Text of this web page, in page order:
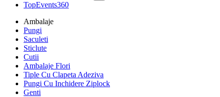
TopEvents360
Ambalaje
Pungi
Saculeti
Sticlute
Cutii
Ambalaje Flori
Tiple Cu Clapeta Adeziva
Pungi Cu Inchidere Ziplock
Genti